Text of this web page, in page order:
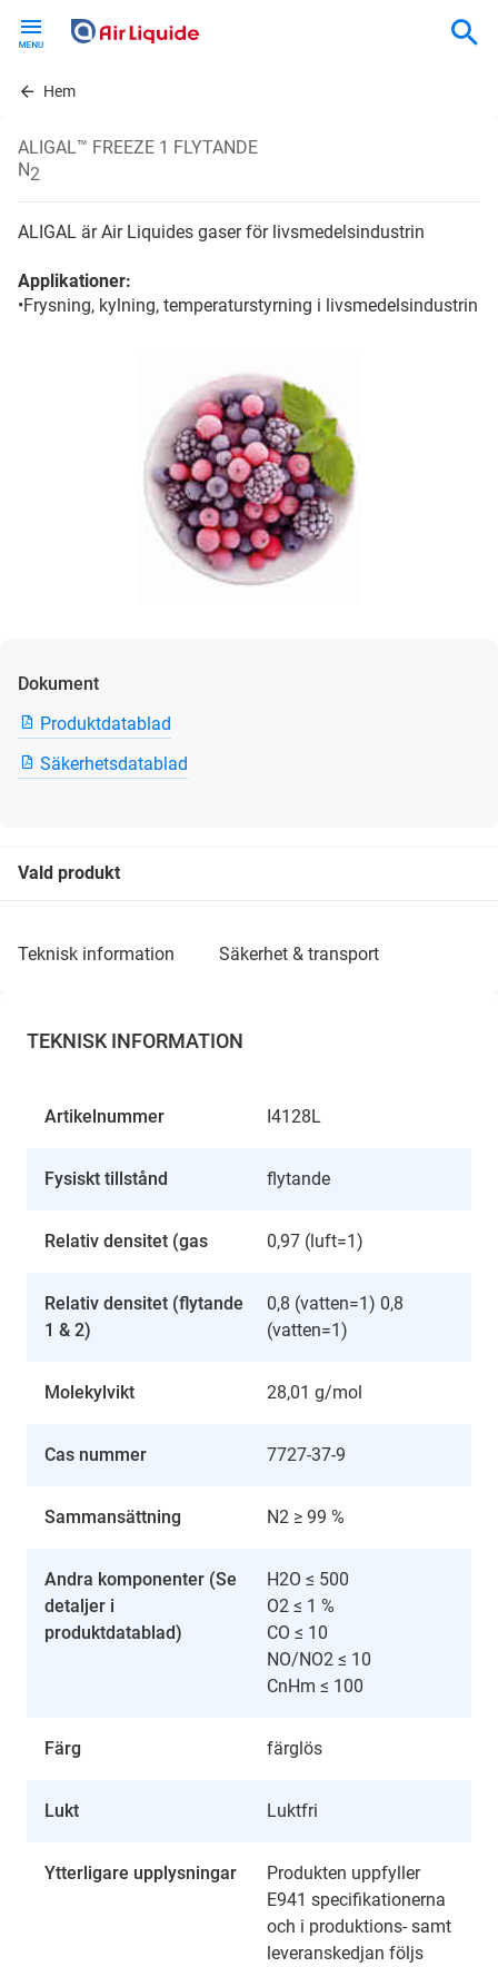
contentHem
ALIGAL™ FREEZE 1 FLYTANDE
N2
ALIGAL är Air Liquides gaser för livsmedelsindustrin
Applikationer:
•Frysning, kylning, temperaturstyrning i livsmedelsindustrin
Dokument
Produktdatablad
Säkerhetsdatablad
Vald produkt
teknisk information säkerhet & transport
TEKNISK INFORMATION
Artikelnummer I4128L
Fysiskt tillstånd flytande
Relativ densitet (gas 0,97 (luft=1)
Relativ densitet (flytande
1 & 2)
0,8 (vatten=1) 0,8
(vatten=1)
Molekylvikt 28,01 g/mol
Cas nummer 7727-37-9
Sammansättning N2 ≥ 99 %
Andra komponenter (Se
detaljer i
produktdatablad)
H2O ≤ 500
O2 ≤ 1 %
CO ≤ 10
NO/NO2 ≤ 10
CnHm ≤ 100
Färg färglös
Lukt Luktfri
Ytterligare upplysningar
Produkten uppfyller
E941 specifikationerna
och i produktions- samt
leveranskedjan följs